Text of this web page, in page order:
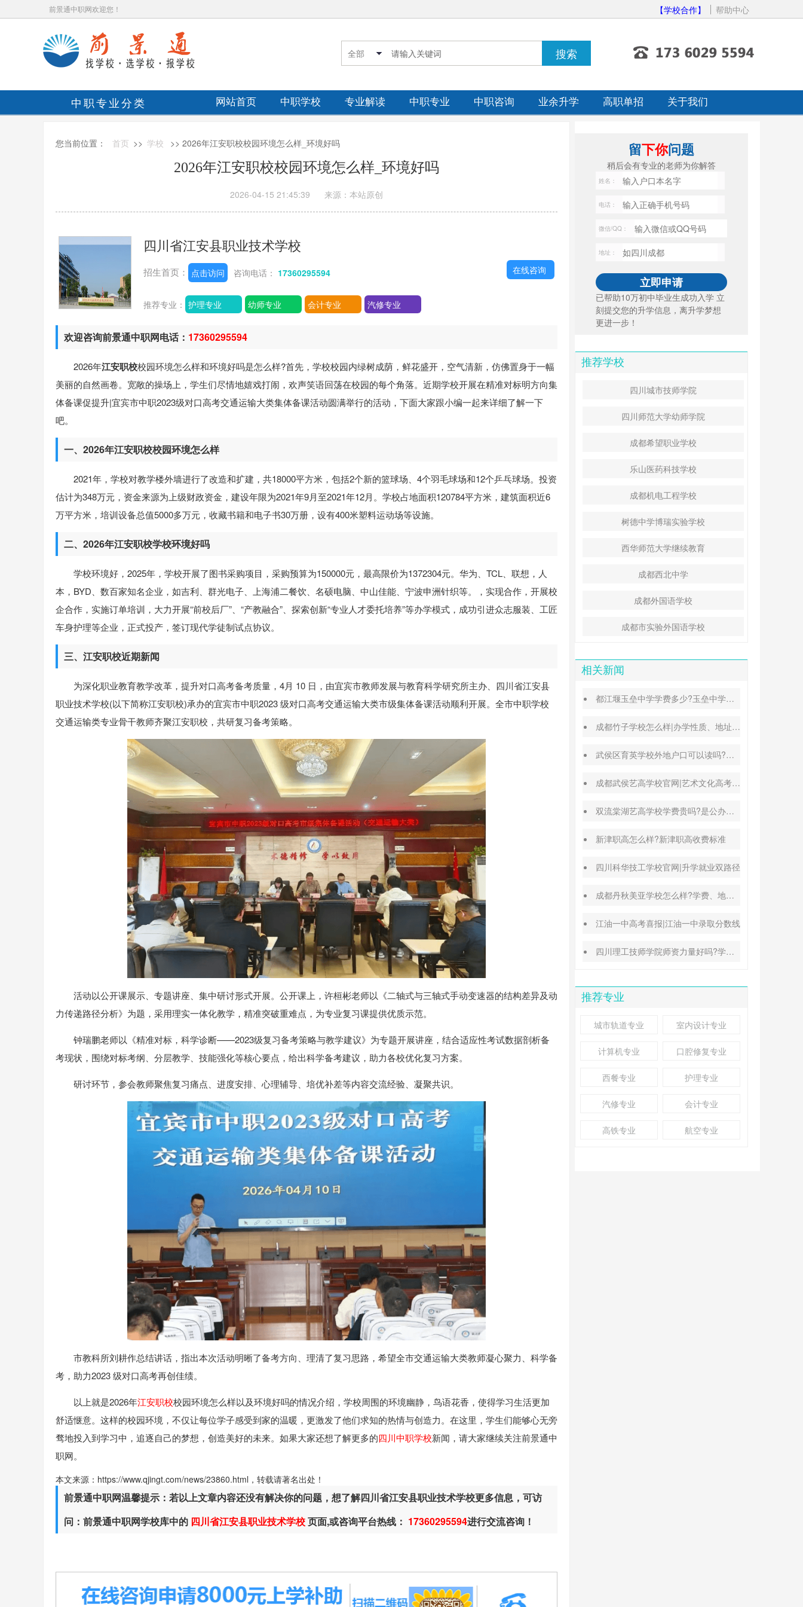
前景通中职网欢迎您！ 【学校合作】 帮助中心
中职专业分类 网站首页 中职学校 专业解读 中职专业 中职咨询 业余升学 高职单招 关于我们
您当前位置： 首页 >> 学校 >> 2026年江安职校校园环境怎么样_环境好吗
2026年江安职校校园环境怎么样_环境好吗
2026-04-15 21:45:39 来源：本站原创
四川省江安县职业技术学校
招生首页： 点击访问 咨询电话： 17360295594
推荐专业： 护理专业 幼师专业 会计专业 汽修专业
在线咨询
欢迎咨询前景通中职网电话： 17360295594
2026年江安职校校园环境怎么样和环境好吗是怎么样?首先，学校校园内绿树成荫，鲜花盛开，空气清新，仿佛置身于一幅
美丽的自然画卷。宽敞的操场上，学生们尽情地嬉戏打闹，欢声笑语回荡在校园的每个角落。近期学校开展在精准对标明方向集
体备课促提升|宜宾市中职2023级对口高考交通运输大类集体备课活动圆满举行的活动，下面大家跟小编一起来详细了解一下
吧。
一、2026年江安职校校园环境怎么样
2021年，学校对教学楼外墙进行了改造和扩建，共18000平方米，包括2个新的篮球场、4个羽毛球场和12个乒乓球场。投资
估计为348万元，资金来源为上级财政资金，建设年限为2021年9月至2021年12月。学校占地面积120784平方米，建筑面积近6
万平方米，培训设备总值5000多万元，收藏书籍和电子书30万册，设有400米塑料运动场等设施。
二、2026年江安职校学校环境好吗
学校环境好，2025年，学校开展了图书采购项目，采购预算为150000元，最高限价为1372304元。华为、TCL、联想，人
本，BYD、数百家知名企业，如吉利、群光电子、上海浦二餐饮、名硕电脑、中山佳能、宁波申洲针织等。，实现合作，开展校
企合作，实施订单培训，大力开展“前校后厂”、“产教融合”、探索创新“专业人才委托培养”等办学模式，成功引进众志服装、工匠
车身护理等企业，正式投产，签订现代学徒制试点协议。
三、江安职校近期新闻
为深化职业教育教学改革，提升对口高考备考质量，4月 10 日，由宜宾市教师发展与教育科学研究所主办、四川省江安县
职业技术学校(以下简称江安职校)承办的宜宾市中职2023 级对口高考交通运输大类市级集体备课活动顺利开展。全市中职学校
交通运输类专业骨干教师齐聚江安职校，共研复习备考策略。
活动以公开课展示、专题讲座、集中研讨形式开展。公开课上，许桓彬老师以《二轴式与三轴式手动变速器的结构差异及动
力传递路径分析》为题，采用理实一体化教学，精准突破重难点，为专业复习课提供优质示范。
钟瑞鹏老师以《精准对标，科学诊断——2023级复习备考策略与教学建议》为专题开展讲座，结合适应性考试数据剖析备
考现状，围绕对标考纲、分层教学、技能强化等核心要点，给出科学备考建议，助力各校优化复习方案。
研讨环节，参会教师聚焦复习痛点、进度安排、心理辅导、培优补差等内容交流经验、凝聚共识。
市教科所刘耕作总结讲话，指出本次活动明晰了备考方向、理清了复习思路，希望全市交通运输大类教师凝心聚力、科学备
考，助力2023 级对口高考再创佳绩。
以上就是2026年江安职校校园环境怎么样以及环境好吗的情况介绍，学校周围的环境幽静，鸟语花香，使得学习生活更加
舒适惬意。这样的校园环境，不仅让每位学子感受到家的温暖，更激发了他们求知的热情与创造力。在这里，学生们能够心无旁
骛地投入到学习中，追逐自己的梦想，创造美好的未来。如果大家还想了解更多的四川中职学校新闻，请大家继续关注前景通中
职网。
本文来源：https://www.qjingt.com/news/23860.html，转载请著名出处！
前景通中职网温馨提示：若以上文章内容还没有解决你的问题，想了解四川省江安县职业技术学校更多信息，可访
问：前景通中职网学校库中的 四川省江安县职业技术学校页面,或咨询平台热线： 17360295594进行交流咨询！
留下你问题
稍后会有专业的老师为你解答
姓名：
电话：
微信/QQ：
地址：
已帮助10万初中毕业生成功入学 立
刻提交您的升学信息，离升学梦想
更进一步！
推荐学校
四川城市技师学院
四川师范大学幼师学院
成都希望职业学校
乐山医药科技学校
成都机电工程学校
树德中学博瑞实验学校
西华师范大学继续教育
成都西北中学
成都外国语学校
成都市实验外国语学校
相关新闻
都江堰玉垒中学学费多少?玉垒中学录取分数线
成都竹子学校怎么样|办学性质、地址、学费汇总
武侯区育英学校外地户口可以读吗?转学插班条件
成都武侯艺高学校官网|艺术文化高考班能高考吗
双流棠湖艺高学校学费贵吗?是公办还是民办
新津职高怎么样?新津职高收费标准
四川科华技工学校官网|升学就业双路径
成都丹秋美亚学校怎么样?学费、地址、办学特色汇总
江油一中高考喜报|江油一中录取分数线
四川理工技师学院师资力量好吗?学校地址在哪里
推荐专业
城市轨道专业 室内设计专业
计算机专业 口腔修复专业
西餐专业 护理专业
汽修专业 会计专业
高铁专业 航空专业